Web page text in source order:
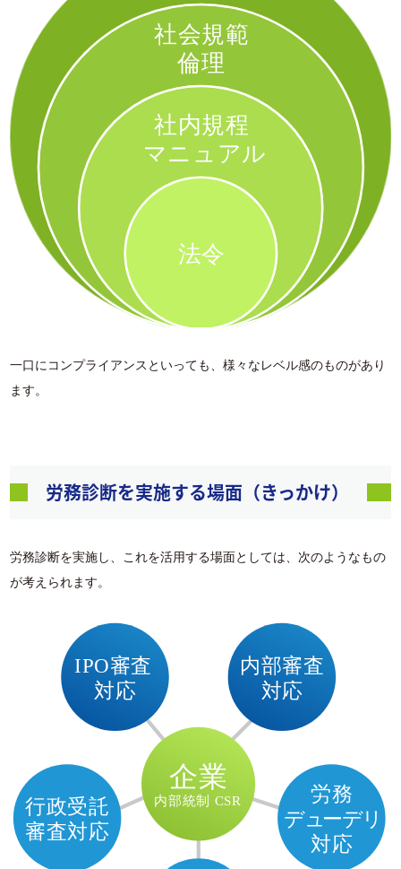
一口にコンプライアンスといっても、様々なレベル感のものがあり
ます。
労務診断を実施する場面（きっかけ）
労務診断を実施し、これを活用する場面としては、次のようなもの
が考えられます。